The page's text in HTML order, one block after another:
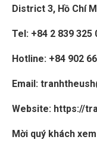
District 3, Hồ Chí
Tel: +84 2 839 325
Hotline: +84 902
Email:
Website: https://
Mời quý khách